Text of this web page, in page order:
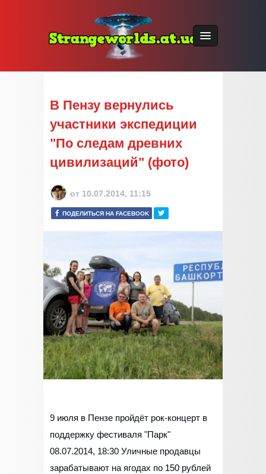
В Пензу вернулись
участники экспедиции
"По следам древних
цивилизаций" (фото)
от 10.07.2014, 11:15
ПОДЕЛИТЬСЯ НА FACEBOOK
9 июля в Пензе пройдёт рок-концерт в
поддержку фестиваля "Парк"
08.07.2014, 18:30 Уличные продавцы
зарабатывают на ягодах по 150 рублей